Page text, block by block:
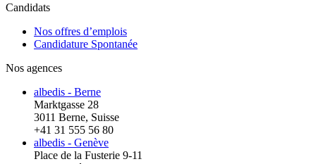
Candidats
Nos offres d’emplois
Candidature Spontanée
Nos agences
albedis - Berne
Marktgasse 28
3011 Berne, Suisse
+41 31 555 56 80
albedis - Genève
Place de la Fusterie 9-11